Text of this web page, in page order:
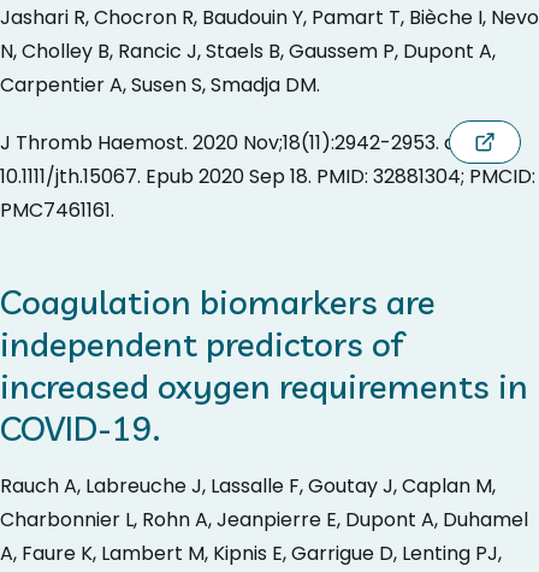
Jashari R, Chocron R, Baudouin Y, Pamart T, Bièche I, Nevo
N, Cholley B, Rancic J, Staels B, Gaussem P, Dupont A,
Carpentier A, Susen S, Smadja DM.
J Thromb Haemost. 2020 Nov;18(11):2942-2953. doi:
10.1111/jth.15067. Epub 2020 Sep 18. PMID: 32881304; PMCID:
PMC7461161.
Coagulation biomarkers are
independent predictors of
increased oxygen requirements in
COVID-19.
Rauch A, Labreuche J, Lassalle F, Goutay J, Caplan M,
Charbonnier L, Rohn A, Jeanpierre E, Dupont A, Duhamel
A, Faure K, Lambert M, Kipnis E, Garrigue D, Lenting PJ,